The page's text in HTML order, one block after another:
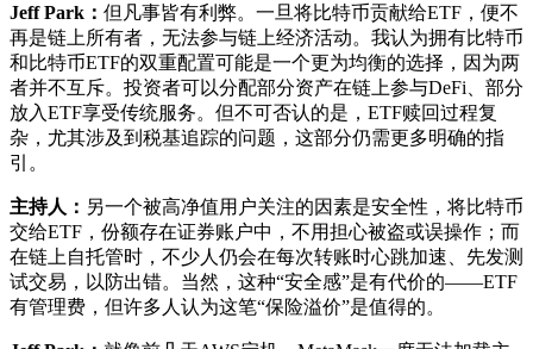
Jeff Park： 但凡事皆有利弊。一旦将比特币贡献给ETF，便不
再是链上所有者，无法参与链上经济活动。我认为拥有比特币
和比特币ETF的双重配置可能是一个更为均衡的选择，因为两
者并不互斥。投资者可以分配部分资产在链上参与DeFi、部分
放入ETF享受传统服务。但不可否认的是，ETF赎回过程复
杂，尤其涉及到税基追踪的问题，这部分仍需更多明确的指
引。
主持人： 另一个被高净值用户关注的因素是安全性，将比特币
交给ETF，份额存在证券账户中，不用担心被盗或误操作；而
在链上自托管时，不少人仍会在每次转账时心跳加速、先发测
试交易，以防出错。当然，这种“安全感”是有代价的——ETF
有管理费，但许多人认为这笔“保险溢价”是值得的。